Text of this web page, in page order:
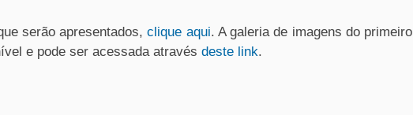
serão apresentados,clique aqui. A galeria de imagens do primeiro
e pode ser acessada através deste link.